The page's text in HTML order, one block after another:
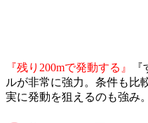
『残り200mで発動する』
ルが非常に強力。条件も比
実に発動を狙えるのも強み。